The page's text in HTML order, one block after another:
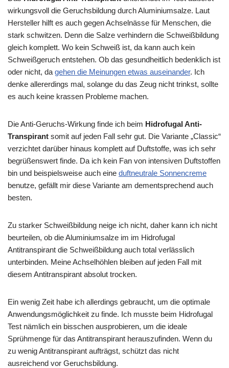
wirkungsvoll die Geruchsbildung durch Aluminiumsalze. Laut
Hersteller hilft es auch gegen Achselnässe für Menschen, die
stark schwitzen. Denn die Salze verhindern die Schweißbildung
gleich komplett. Wo kein Schweiß ist, da kann auch kein
Schweißgeruch entstehen. Ob das gesundheitlich bedenklich ist
oder nicht, da gehen die Meinungen etwas auseinander. Ich
denke allererdings mal, solange du das Zeug nicht trinkst, sollte
es auch keine krassen Probleme machen.
Die Anti-Geruchs-Wirkung finde ich beim Hidrofugal Anti-
Transpirant somit auf jeden Fall sehr gut. Die Variante „Classic“
verzichtet darüber hinaus komplett auf Duftstoffe, was ich sehr
begrüßenswert finde. Da ich kein Fan von intensiven Duftstoffen
bin und beispielsweise auch eine duftneutrale Sonnencreme
benutze, gefällt mir diese Variante am dementsprechend auch
besten.
Zu starker Schweißbildung neige ich nicht, daher kann ich nicht
beurteilen, ob die Aluminiumsalze im im Hidrofugal
Antitranspirant die Schweißbildung auch total verlässlich
unterbinden. Meine Achselhöhlen bleiben auf jeden Fall mit
diesem Antitranspirant absolut trocken.
Ein wenig Zeit habe ich allerdings gebraucht, um die optimale
Anwendungsmöglichkeit zu finde. Ich musste beim Hidrofugal
Test nämlich ein bisschen ausprobieren, um die ideale
Sprühmenge für das Antitranspirant herauszufinden. Wenn du
zu wenig Antitranspirant aufträgst, schützt das nicht
ausreichend vor Geruchsbildung.